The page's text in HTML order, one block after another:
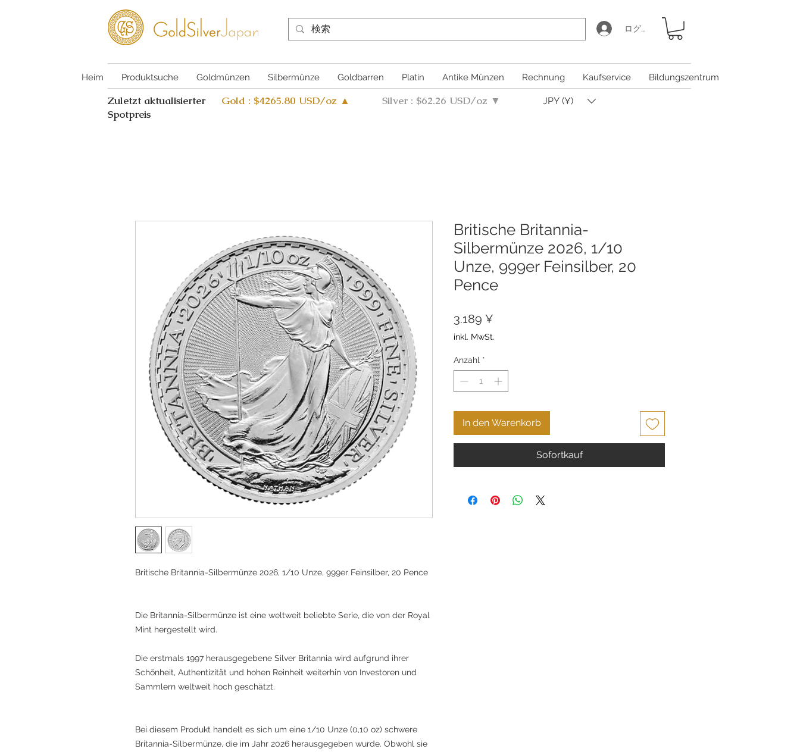
ログイン
Heim Produktsuche Goldmünzen Silbermünze Goldbarren Platin Antike Münzen Rechnung Kaufservice Bildungszentrum
Zuletzt aktualisierter
Spotpreis
Gold : $4265.80 USD/oz ▲ Silver : $62.26 USD/oz ▼ JPY (¥)
Britische Britannia-Silbermünze 2026, 1/10 Unze, 999er Feinsilber, 20 Pence
Die Britannia-Silbermünze ist eine weltweit beliebte Serie, die von der Royal
Mint hergestellt wird.
Die erstmals 1997 herausgegebene Silver Britannia wird aufgrund ihrer
Schönheit, Authentizität und hohen Reinheit weiterhin von Investoren und
Sammlern weltweit hoch geschätzt.
Bei diesem Produkt handelt es sich um eine 1/10 Unze (0,10 oz) schwere
Britannia-Silbermünze, die im Jahr 2026 herausgegeben wurde. Obwohl sie
Britische Britannia-
Silbermünze 2026, 1/10
Unze, 999er Feinsilber, 20
Pence
3.189 ¥
inkl. MwSt.
Anzahl *
In den Warenkorb
Sofortkauf